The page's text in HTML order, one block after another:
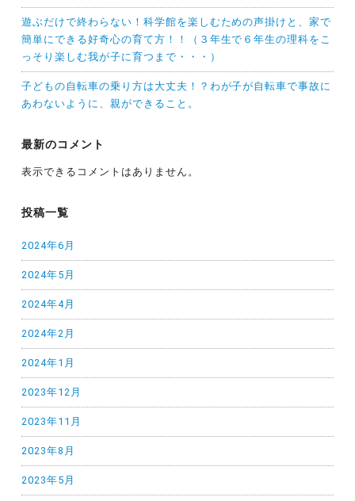
遊ぶだけで終わらない！科学館を楽しむための声掛けと、家で
簡単にできる好奇心の育て方！！（３年生で６年生の理科をこ
っそり楽しむ我が子に育つまで・・・）
子どもの自転車の乗り方は大丈夫！？わが子が自転車で事故に
あわないように、親ができること。
最新のコメント
表示できるコメントはありません。
投稿一覧
2024年6月
2024年5月
2024年4月
2024年2月
2024年1月
2023年12月
2023年11月
2023年8月
2023年5月